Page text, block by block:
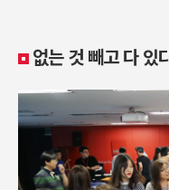
없는 것 빼고 다